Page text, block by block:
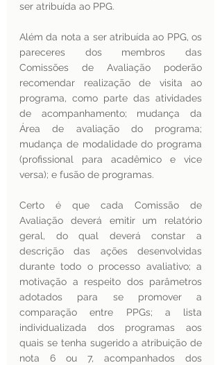
ser atribuída ao PPG.
Além da nota a ser atribuída ao PPG, os
pareceres dos membros das
Comissões de Avaliação poderão
recomendar realização de visita ao
programa, como parte das atividades
de acompanhamento; mudança da
Área de avaliação do programa;
mudança de modalidade do programa
(profissional para acadêmico e vice
versa); e fusão de programas.
Certo é que cada Comissão de
Avaliação deverá emitir um relatório
geral, do qual deverá constar a
descrição das ações desenvolvidas
durante todo o processo avaliativo; a
motivação a respeito dos parâmetros
adotados para se promover a
comparação entre PPGs; a lista
individualizada dos programas aos
quais se tenha sugerido a atribuição de
nota 6 ou 7, acompanhados dos